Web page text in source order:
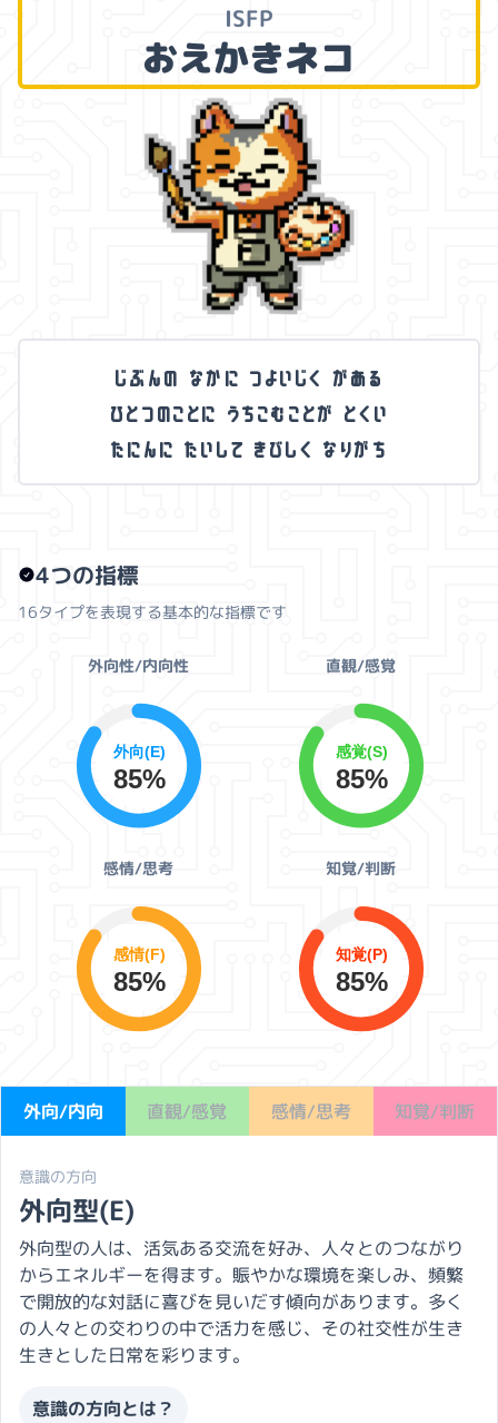
ISFP
おえかきネコ
じぶんの なかに つよいじく がある
ひとつのことに うちこむことが とくい
たにんに たいして きびしく なりがち
4つの指標
16タイプを表現する基本的な指標です
外向性/内向性
外向(E)
85%
直観/感覚
感覚(S)
85%
感情/思考
感情(F)
85%
知覚/判断
知覚(P)
85%
外向/内向 直観/感覚 感情/思考 知覚/判断
意識の方向
外向型(E)
外向型の人は、活気ある交流を好み、人々とのつながり
からエネルギーを得ます。賑やかな環境を楽しみ、頻繁
で開放的な対話に喜びを見いだす傾向があります。多く
の人々との交わりの中で活力を感じ、その社交性が生き
生きとした日常を彩ります。
意識の方向とは？